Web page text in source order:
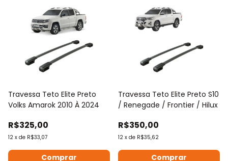
Travessa Teto Elite Preto
Volks Amarok 2010 À 2024
R$325,00
12 x de R$33,07
Travessa Teto Elite Preto S10
/ Renegade / Frontier / Hilux
R$350,00
12 x de R$35,62